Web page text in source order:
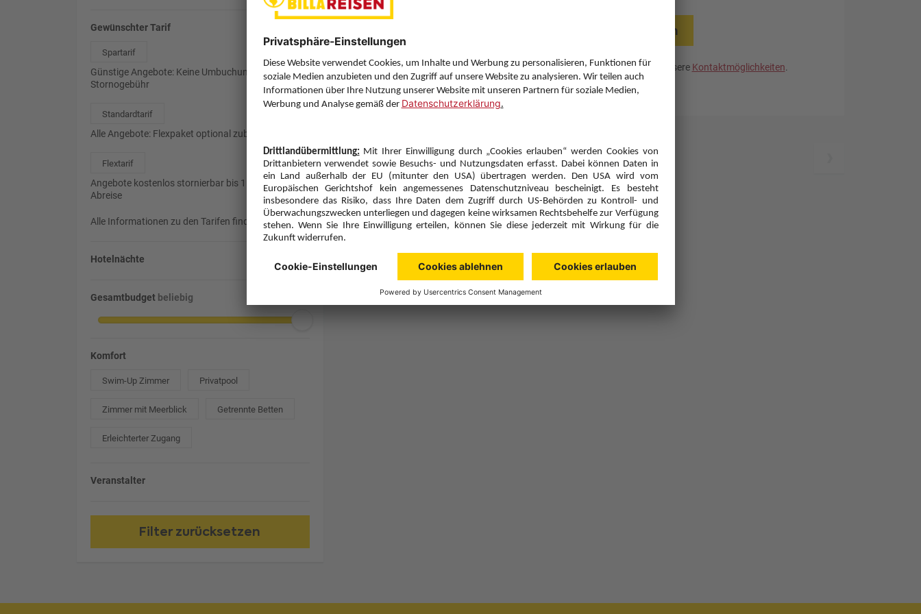
Gewünschter Tarif
Spartarif
Günstige Angebote: Keine Umbuchung, 85%
Stornogebühr
Standardtarif
Alle Angebote: Flexpaket optional zubuchbar
Flextarif
Angebote kostenlos stornierbar bis 1 Tag vor
Abreise
Alle Informationen zu den Tarifen finden Siehier
Hotelnächte
Gesamtbudget beliebig
Komfort
Swim-Up Zimmer Privatpool
Zimmer mit Meerblick Getrennte Betten
Erleichterter Zugang
Veranstalter
Filter zurücksetzen
Letzten Filter zurücksetzen
Sie haben eine Frage? Wir helfen Ihnen gerne weiter. Nutzen Sie unsere Kontaktmöglichkeiten.